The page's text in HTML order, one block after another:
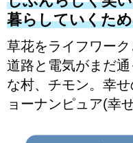
暮らしていくた
草花をライフワーク
道路と電気がまだ
な村、チモン。幸
ョーナンピュア(幸